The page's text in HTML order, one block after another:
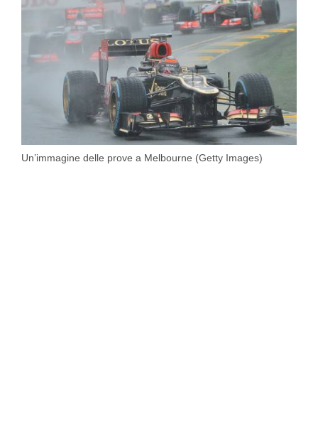
Un’immagine delle prove a Melbourne (Getty Images)